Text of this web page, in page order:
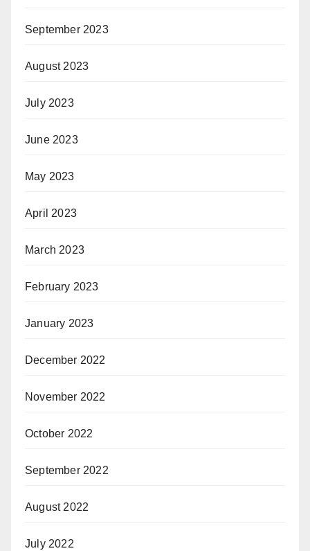
September 2023
August 2023
July 2023
June 2023
May 2023
April 2023
March 2023
February 2023
January 2023
December 2022
November 2022
October 2022
September 2022
August 2022
July 2022